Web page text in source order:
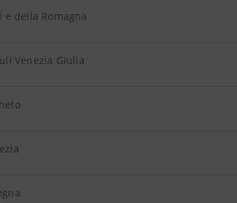
e della Romagna
Venezia Giulia